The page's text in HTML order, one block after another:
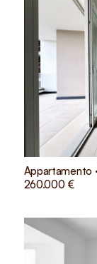
Appartamento
260.000 €